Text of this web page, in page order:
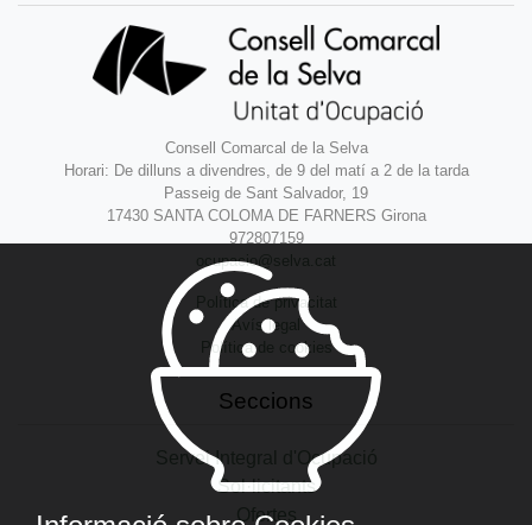
Consell Comarcal de la Selva
Horari: De dilluns a divendres, de 9 del matí a 2 de la tarda
Passeig de Sant Salvador, 19
17430 SANTA COLOMA DE FARNERS Girona
972807159
ocupacio@selva.cat
Política de privacitat
Avís legal
Política de cookies
Seccions
Servei Integral d'Ocupació
Sol·licitants
Ofertes